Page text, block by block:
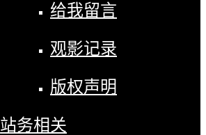
给我留言
观影记录
版权声明
站务相关